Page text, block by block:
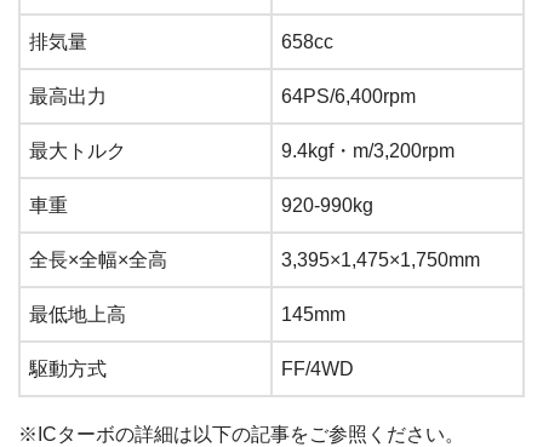
排気量 658cc
最高出力 64PS/6,400rpm
最大トルク 9.4kgf・m/3,200rpm
車重 920-990kg
全長×全幅×全高 3,395×1,475×1,750mm
最低地上高 145mm
駆動方式 FF/4WD
※ICターボの詳細は以下の記事をご参照ください。